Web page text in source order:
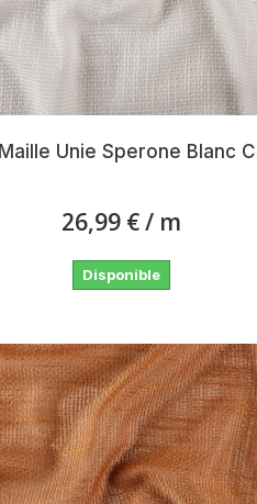
Unie Sperone Blanc
26,99 €/ m
Disponible